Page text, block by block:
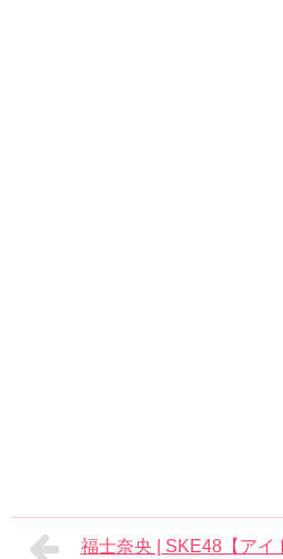
福士奈央 | SKE48【アイ